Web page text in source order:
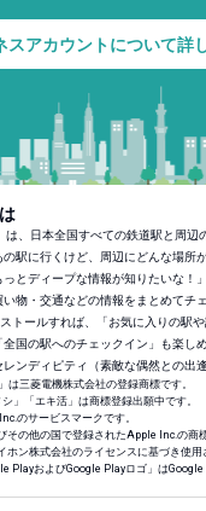
スアカウントについて詳
は、日本全国すべての鉄道駅と周辺
の駅に行くけど、周辺にどんな場所
とディープな情報が知りたいな！
物・交通などの情報をまとめてチ
トールすれば、「お気に入りの駅
国の駅へのチェックイン」も楽し
ンディピティ（素敵な偶然との出
は三菱電機株式会社の登録商標です。
」「エキ活」は商標登録出願中です。
のサービスマークです。
その他の国で登録されたApple Inc.の商
ホン株式会社のライセンスに基づき使用
PlayおよびGoogle Playロゴ」はGoogle